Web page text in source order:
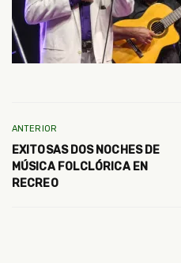
ANTERIOR
EXITOSAS DOS NOCHES DE
MÚSICA FOLCLÓRICA EN
RECREO